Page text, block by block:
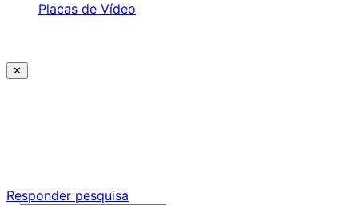
Placas de Vídeo
✕
Responder pesquisa